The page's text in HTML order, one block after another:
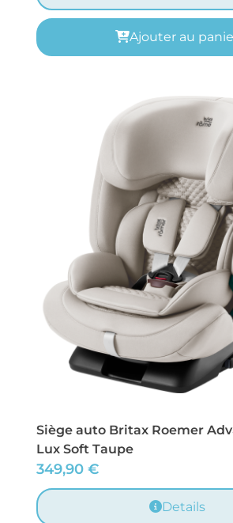
Ajouter au
Siège auto Britax Roemer
Lux Soft Taupe
349,90 €
Details